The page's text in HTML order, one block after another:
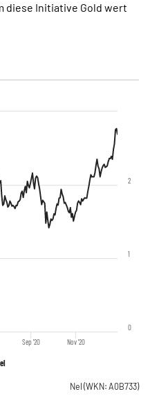
diese Initiative Gold wert
Sep '20 Nov '20
0
1
2
Nel (WKN: A0B733)